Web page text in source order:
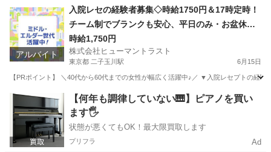
新白岡駅 介護 スタッフ
アルバイト
入院レセの経験者募集◇時給1750円＆17時定時！
チーム制でブランクも安心、平日のみ・お盆休み
も相談可(ES1W-3638_1)
時給1,750円
株式会社ヒューマントラスト
東京都 二子玉川駅 6月15日
【PRポイント】 ＼40代から60代までの女性が幅広く活躍中♪／ ▼入院レセプトの
東京 世田谷区 二子玉川駅 医療事務 ヒューマントラスト
【何年も調律していない🎹】ピアノを買い
ます🖐️
状態が悪くてもOK！最大限買取します
プリフラ Ad